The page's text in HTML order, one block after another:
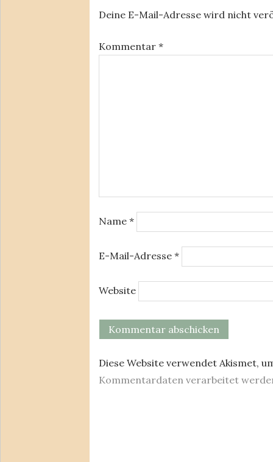
Deine E-Mail-Adresse wird nicht
Kommentar *
Name *
E-Mail-Adresse *
Website
Diese Website verwendet Akismet,
Kommentardaten verarbeitet